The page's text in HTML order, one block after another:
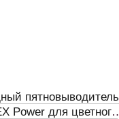
пятновыводитель
Power для цветного